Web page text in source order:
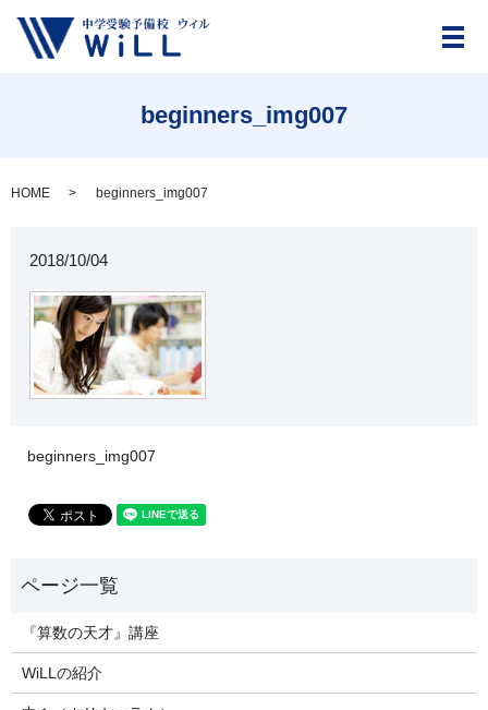
メ
beginners_img007
HOME beginners_img007
2018/10/04
beginners_img007
『算数の天才』講座
WiLLの紹介